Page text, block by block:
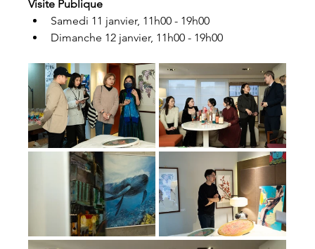
Visite Publique
Samedi 11 janvier, 11h00 - 19h00
Dimanche 12 janvier, 11h00 - 19h00